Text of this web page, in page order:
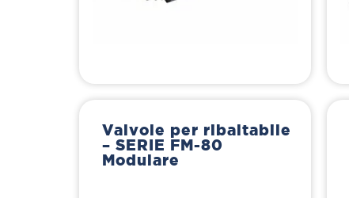
Valvole per ribaltabile
– SERIE FM-80
Modulare